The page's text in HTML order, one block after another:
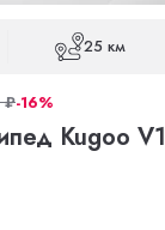
25 км
₽-16%
Kugoo V1